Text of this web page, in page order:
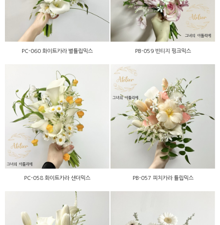
PC-060 화이트카라 별튤립믹스 PB-059 빈티지 핑크믹스
PC-058 화이트카라 샌더믹
스
PC-058 화이트카라 샌더믹스
PB-057 피치카라 튤립믹스
PB-057 피치카라 튤립믹스